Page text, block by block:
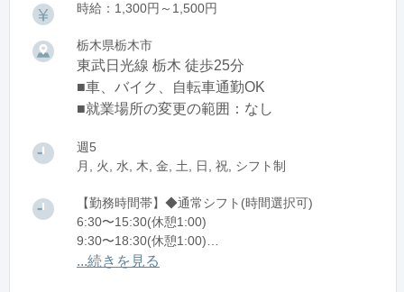
時給：1,300円～1,500円
栃木県栃木市
東武日光線 栃木 徒歩25分
■車、バイク、自転車通勤OK
■就業場所の変更の範囲：なし
週5
月, 火, 水, 木, 金, 土, 日, 祝, シフト制
【勤務時間帯】◆通常シフト(時間選択可)
6:30〜15:30(休憩1:00)
9:30〜18:30(休憩1:00)
11:30〜20:30(休憩1:00)
...続きを見る